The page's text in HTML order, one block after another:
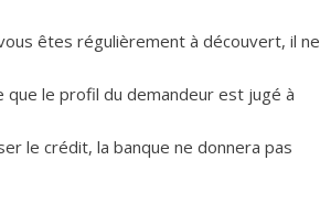
êtes régulièrement à découvert, il ne
que le profil du demandeur est jugé à
le crédit, la banque ne donnera pas